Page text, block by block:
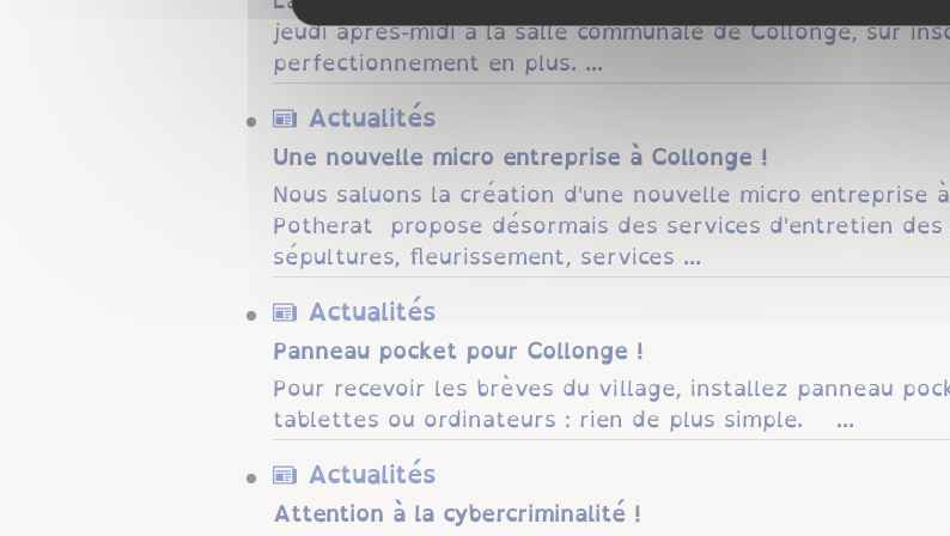
jeudi après-midi à la salle communale de Collonge, sur
perfectionnement en plus. ...
Actualités
Une nouvelle micro entreprise à Collonge !
Nous saluons la création d'une nouvelle micro entreprise
Potherat propose désormais des services d'entretien
sépultures, fleurissement, services ...
Actualités
Panneau pocket pour Collonge !
Pour recevoir les brèves du village, installez panneau
tablettes ou ordinateurs : rien de plus simple. ...
Actualités
Attention à la cybercriminalité !